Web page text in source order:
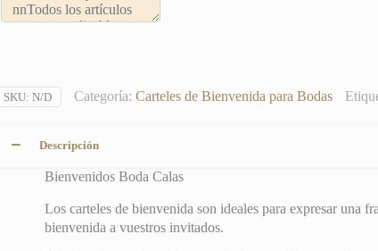
SKU: N/D Categoría: Carteles de Bienvenida para Bodas
Descripción
Bienvenidos Boda Calas
Los carteles de bienvenida son ideales para expresar una
bienvenida a vuestros invitados.